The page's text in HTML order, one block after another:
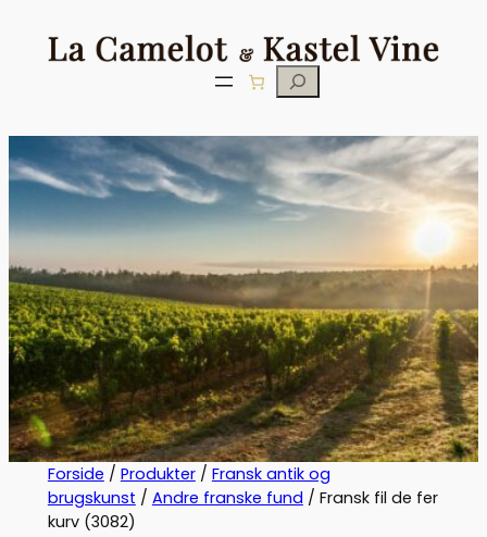
Søg
Forside / Produkter/ Fransk antik og
brugskunst / Andre franske fund / Fransk fil de fer
kurv (3082)